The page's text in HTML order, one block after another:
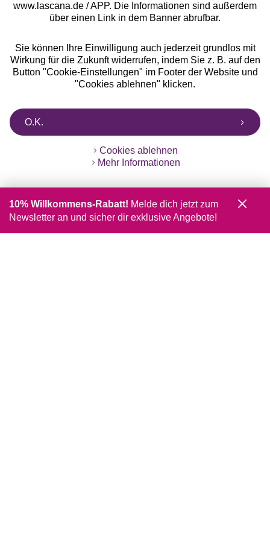
www.lascana.de / APP. Die Informationen sind außerdem
über einen Link in dem Banner abrufbar.
Sie können Ihre Einwilligung auch jederzeit grundlos mit
Wirkung für die Zukunft widerrufen, indem Sie z. B. auf den
Button "Cookie-Einstellungen" im Footer der Website und
"Cookies ablehnen" klicken.
O.K.
Cookies ablehnen
Mehr Informationen
10% Willkommens-Rabatt! Melde dich jetzt zum
Newsletter an und sicher dir exklusive Angebote!